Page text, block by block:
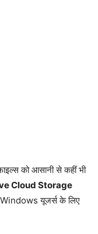
को आसानी से कहीं भी
Cloud Storage
यूजर्स के लिए